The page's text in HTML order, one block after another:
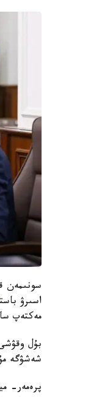
سونىمەن
مەكتەپ
بۇل
شەشۋگە
پرەمەر-